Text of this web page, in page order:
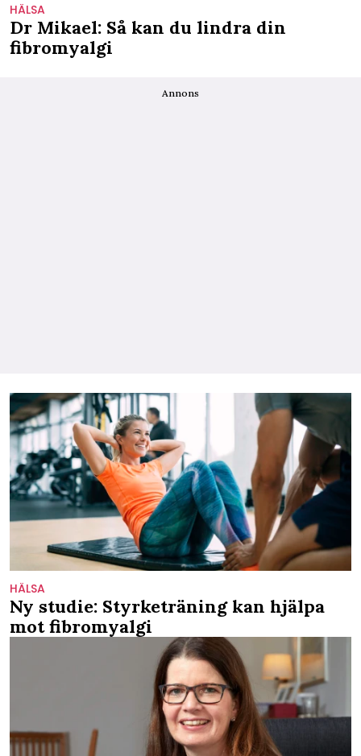
HÄLSA
Dr Mikael: Så kan du lindra din
fibromyalgi
Annons
HÄLSA
Ny studie: Styrketräning kan hjälpa
mot fibromyalgi